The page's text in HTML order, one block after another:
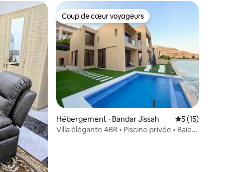
: 4,92 sur 5
Coup de cœur voyageurs
Coup de cœur voyageurs
Hébergement ⋅ Bandar Jissah Évaluation
5 (15)
Villa élégante 4BR • Piscine privée • Baie